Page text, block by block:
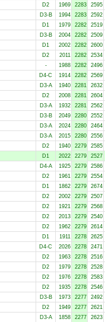
D2 1969 2283 2595
D3-B 1994 2283 2592
D1 1979 2282 2519
D3-B 2004 2282 2509
D1 2002 2282 2600
D2 2011 2282 2534
- 1988 2282 2496
D4-C 1914 2282 2569
D3-A 1940 2281 2632
D2 2008 2281 2604
D3-A 1932 2281 2562
D3-B 2049 2280 2552
D3-A 2024 2280 2464
D3-A 2015 2280 2556
D2 1940 2279 2585
D1 2022 2279 2527
D4-A 1925 2279 2586
D2 1961 2279 2554
D1 1862 2279 2674
D2 2002 2279 2507
D2 1921 2279 2568
D2 2013 2279 2540
D2 1962 2279 2614
D1 1911 2278 2625
D4-C 2026 2278 2471
D2 1963 2278 2516
D2 1979 2278 2528
D2 1976 2278 2583
D2 1935 2278 2546
D3-B 1973 2277 2492
D2 1949 2277 2621
D3-A 1858 2277 2623